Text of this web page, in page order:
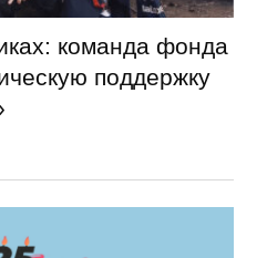
команда фонда
поддержку